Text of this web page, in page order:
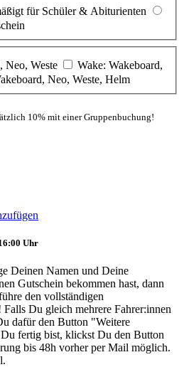
für Schüler & Abiturienten
Neo, Weste
Wake: Wakeboard,
Neo, Weste, Helm
10% mit einer Gruppenbuchung!
Uhr
Deinen Namen und Deine
Gutschein bekommen hast, dann
den vollständigen
Du gleich mehrere Fahrer:innen
dafür den Button "Weitere
fertig bist, klickst Du den Button
bis 48h vorher per Mail möglich.